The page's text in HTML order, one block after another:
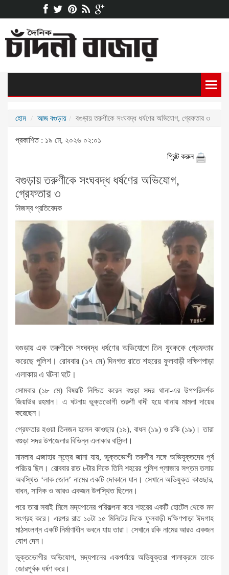
হোম আজ বগুড়ায় বগুড়ায় তরুণীকে সংঘবদ্ধ ধর্ষণের অভিযোগ, গ্রেফতার ৩
প্রকাশিত : ১৯ মে, ২০২৬ ০২:০১
প্রিন্ট করুন
বগুড়ায় তরুণীকে সংঘবদ্ধ ধর্ষণের অভিযোগ,
গ্রেফতার ৩
নিজস্ব প্রতিবেদক
বগুড়ায় এক তরুণীকে সংঘবদ্ধ ধর্ষণের অভিযোগে তিন যুবককে গ্রেফতার
করেছে পুলিশ। রোববার (১৭ মে) দিনগত রাতে শহরের ফুলবাড়ী দক্ষিণপাড়া
এলাকায় এ ঘটনা ঘটে।
সোমবার (১৮ মে) বিষয়টি নিশ্চিত করেন বগুড়া সদর থানা-এর উপপরিদর্শক
জিয়াউর রহমান। এ ঘটনায় ভুক্তভোগী তরুণী বাদী হয়ে থানায় মামলা দায়ের
করেছেন।
গ্রেফতার হওয়া তিনজন হলেন কাওছার (১৯), বাধন (১৯) ও রকি (১৯)। তারা
বগুড়া সদর উপজেলার বিভিন্ন এলাকার বাসিন্দা।
মামলার এজাহার সূত্রে জানা যায়, ভুক্তভোগী তরুণীর সঙ্গে অভিযুক্তদের পূর্ব
পরিচয় ছিল। রোববার রাত ৮টার দিকে তিনি শহরের পুলিশ প্লাজার সপ্তম তলায়
অবস্থিত ‘লাক জোন’ নামের একটি দোকানে যান। সেখানে অভিযুক্ত কাওছার,
বাধন, সাদিক ও আরও একজন উপস্থিত ছিলেন।
পরে তারা সবাই মিলে মদ্যপানের পরিকল্পনা করে শহরের একটি হোটেল থেকে মদ
সংগ্রহ করে। এরপর রাত ১০টা ১৫ মিনিটের দিকে ফুলবাড়ী দক্ষিণপাড়া ঈদগাহ
মাঠসংলগ্ন একটি নির্মাণাধীন ভবনে যায় তারা। সেখানে রকি নামের আরও একজন
যোগ দেন।
ভুক্তভোগীর অভিযোগ, মদ্যপানের একপর্যায়ে অভিযুক্তরা পালাক্রমে তাকে
জোরপূর্বক ধর্ষণ করে।